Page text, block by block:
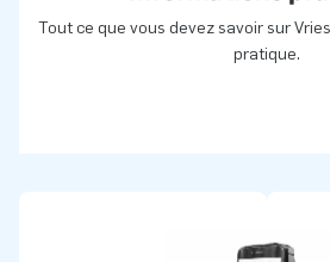
Tout ce que vous devez savoir sur
pratique.